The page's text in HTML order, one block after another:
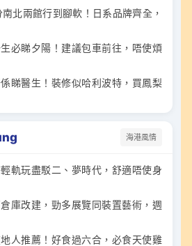
南北兩館行到腳軟！日系品牌齊全，
生必睇夕陽！建議包車前往，唔使煩
係睇醫生！裝修似哈利波特，買鳳梨
海港風情
輕軌玩盡駁二、夢時代，舒適唔使身
倉庫改建，勁多展覽同裝置藝術，週
地人推薦！好食過六合，必食天使雞